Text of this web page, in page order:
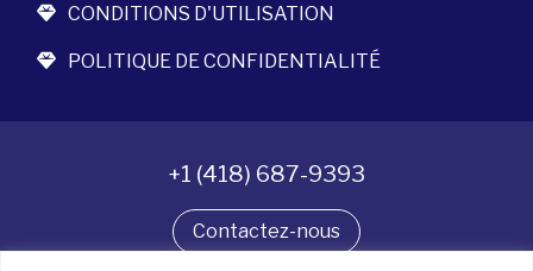
CONDITIONS D'UTILISATION
POLITIQUE DE CONFIDENTIALITÉ
+1 (418) 687-9393
Contactez-nous